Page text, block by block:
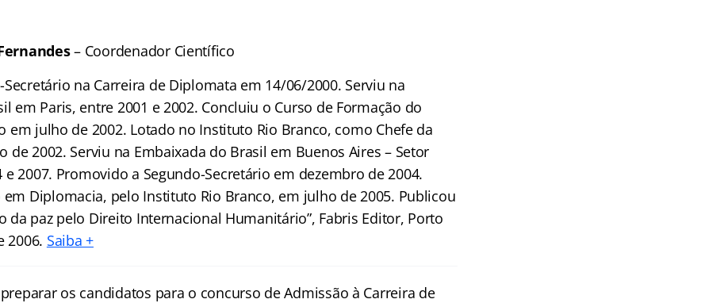
– Coordenador Científico
na Carreira de Diplomata em 14/06/2000. Serviu na
em Paris, entre 2001 e 2002. Concluiu o Curso de Formação do
em julho de 2002. Lotado no Instituto Rio Branco, como Chefe da
de 2002. Serviu na Embaixada do Brasil em Buenos Aires – Setor
e 2007. Promovido a Segundo-Secretário em dezembro de 2004.
Diplomacia, pelo Instituto Rio Branco, em julho de 2005. Publicou
da paz pelo Direito Internacional Humanitário”, Fabris Editor, Porto
2006. Saiba +
os candidatos para o concurso de Admissão à Carreira de